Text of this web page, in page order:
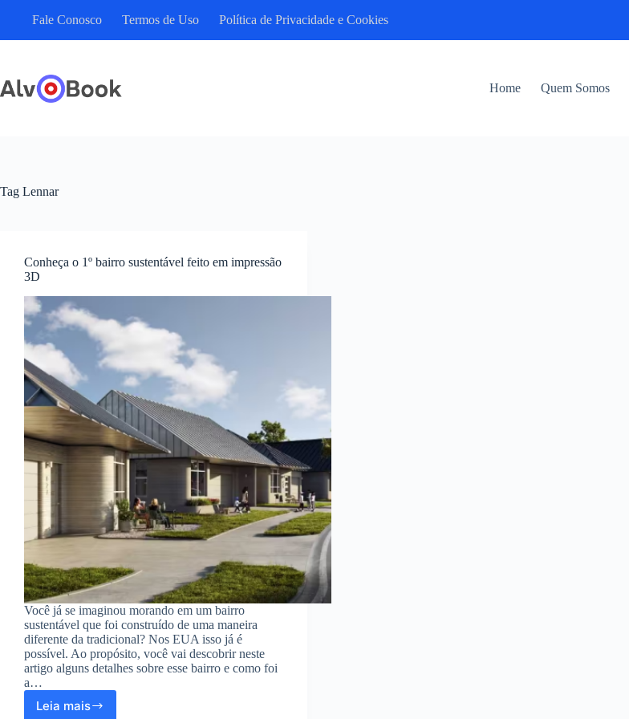
Fale Conosco Termos de Uso Política de Privacidade e Cookies
Home Quem Somos
Tag Lennar
Conheça o 1º bairro sustentável feito em impressão
3D
Você já se imaginou morando em um bairro
sustentável que foi construído de uma maneira
diferente da tradicional? Nos EUA isso já é
possível. Ao propósito, você vai descobrir neste
artigo alguns detalhes sobre esse bairro e como foi
a…
Leia maisConheça